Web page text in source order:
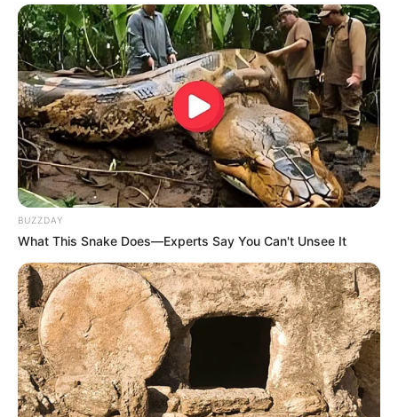
(foto: pinterest)
7. Mulai dengan lingkaran dan 6 langkah selanjutnya,
jadi deh siput yang menggemaskan. Tambahkan
senyum sehingga tampak hidup
BUZZDAY
What This Snake Does—Experts Say You Can't Unsee It